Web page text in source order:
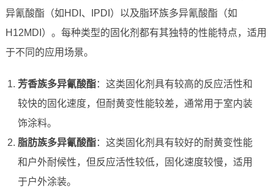
异氰酸酯（如HDI、IPDI）以及脂环族多异氰酸酯（如
H12MDI）。每种类型的固化剂都有其独特的性能特点，适用
于不同的应用场景。
芳香族多异氰酸酯：这类固化剂具有较高的反应活性和
较快的固化速度，但耐黄变性能较差，通常用于室内装
饰涂料。
脂肪族多异氰酸酯：这类固化剂具有较好的耐黄变性能
和户外耐候性，但反应活性较低，固化速度较慢，适用
于户外涂装。